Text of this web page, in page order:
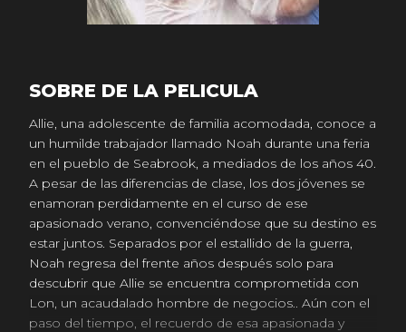
SOBRE DE LA PELICULA
Allie, una adolescente de familia acomodada, conoce a
un humilde trabajador llamado Noah durante una feria
en el pueblo de Seabrook, a mediados de los años 40.
A pesar de las diferencias de clase, los dos jóvenes se
enamoran perdidamente en el curso de ese
apasionado verano, convenciéndose que su destino es
estar juntos. Separados por el estallido de la guerra,
Noah regresa del frente años después solo para
descubrir que Allie se encuentra comprometida con
Lon, un acaudalado hombre de negocios.. Aún con el
paso del tiempo, el recuerdo de esa apasionada y